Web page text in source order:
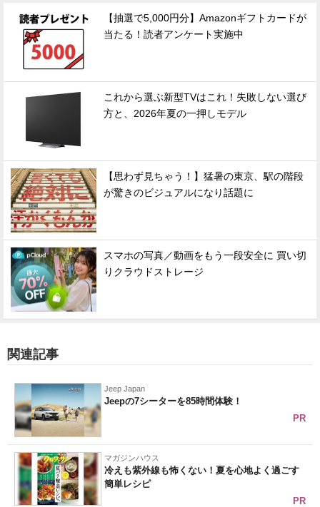
【抽選で5,000円分】Amazonギフトカードが
当たる！読者アンケート実施中
これから選ぶ新型TVはこれ！失敗しない選び
方と、2026年夏の一押しモデル
【思わず見ちゃう！】猛暑の東京、駅の階段
が驚きのビジュアルになり話題に
スマホの写真／動画をもう一段安全に 買い切
りクラウドストレージ
関連記事
Jeep Japan
Jeepの7シーターを85時間体験！
PR
マガジンハウス
冷えも紫外線も怖くない！夏を心地よく過ごす
簡単レシピ
PR